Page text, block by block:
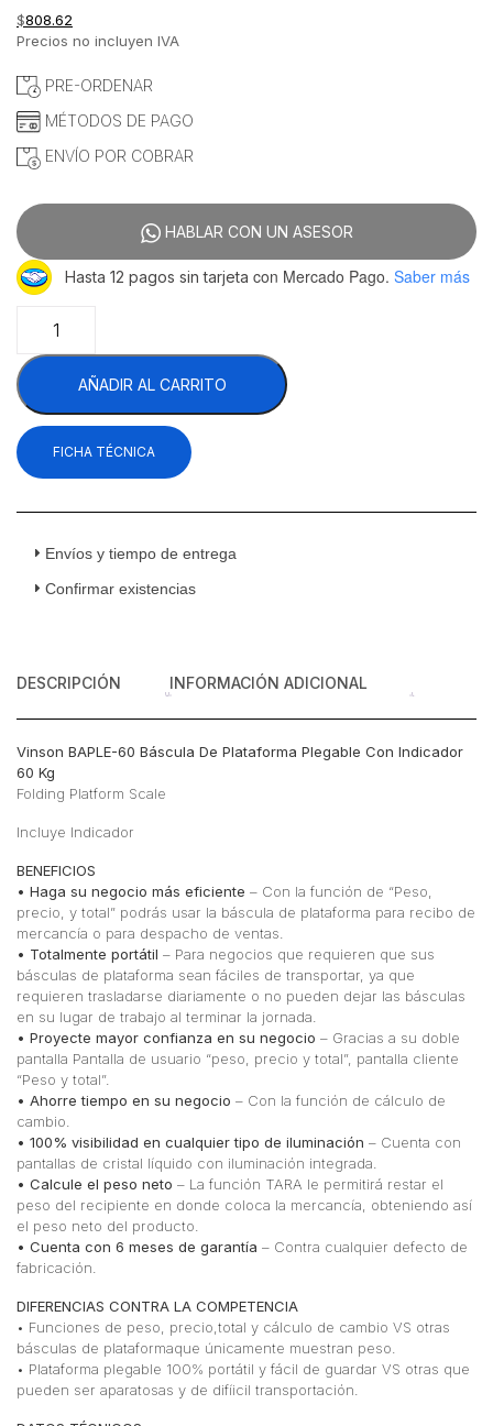
$808.62
Precios no incluyen IVA
PRE-ORDENAR
MÉTODOS DE PAGO
ENVÍO POR COBRAR
HABLAR CON UN ASESOR
Hasta 12 pagos sin tarjeta con Mercado Pago. Saber más
BAPLE-
60
Báscula
De
Plataforma
Plegable
Con
AÑADIR AL CARRITO
FICHA TÉCNICA
Envíos y tiempo de entrega
Confirmar existencias
DESCRIPCIÓN INFORMACIÓN ADICIONAL
Vinson BAPLE-60 Báscula De Plataforma Plegable Con Indicador
60 Kg
Folding Platform Scale
Incluye Indicador
BENEFICIOS
• Haga su negocio más eficiente – Con la función de “Peso,
precio, y total” podrás usar la báscula de plataforma para recibo de
mercancía o para despacho de ventas.
• Totalmente portátil – Para negocios que requieren que sus
básculas de plataforma sean fáciles de transportar, ya que
requieren trasladarse diariamente o no pueden dejar las básculas
en su lugar de trabajo al terminar la jornada.
• Proyecte mayor confianza en su negocio – Gracias a su doble
pantalla Pantalla de usuario “peso, precio y total”, pantalla cliente
“Peso y total”.
• Ahorre tiempo en su negocio – Con la función de cálculo de
cambio.
• 100% visibilidad en cualquier tipo de iluminación – Cuenta con
pantallas de cristal líquido con iluminación integrada.
• Calcule el peso neto – La función TARA le permitirá restar el
peso del recipiente en donde coloca la mercancía, obteniendo así
el peso neto del producto.
• Cuenta con 6 meses de garantía – Contra cualquier defecto de
fabricación.
DIFERENCIAS CONTRA LA COMPETENCIA
• Funciones de peso, precio,total y cálculo de cambio VS otras
básculas de plataformaque únicamente muestran peso.
• Plataforma plegable 100% portátil y fácil de guardar VS otras que
pueden ser aparatosas y de difíicil transportación.